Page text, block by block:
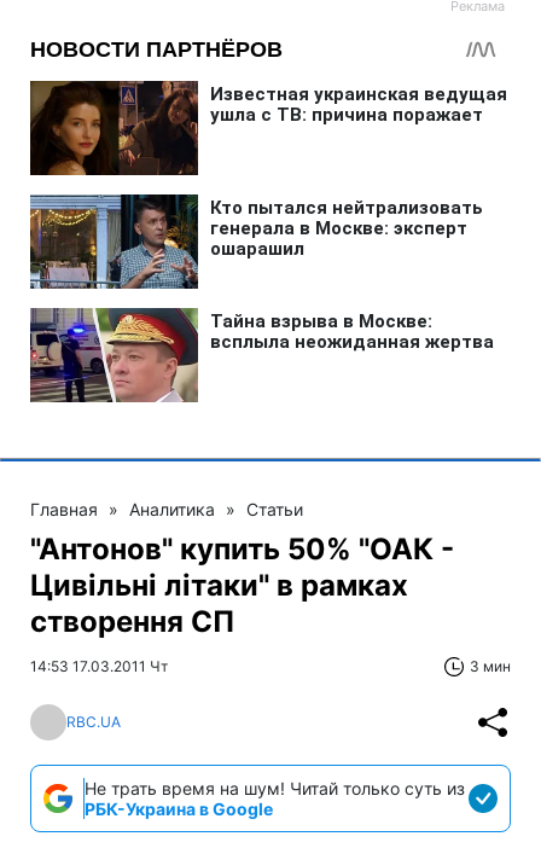
Главная » Аналитика » Статьи
"Антонов" купить 50% "ОАК -
Цивільні літаки" в рамках
створення СП
14:53 17.03.2011 Чт 3 мин
RBC.UA
Не трать время на шум! Читай только суть из
РБК-Украина в Google